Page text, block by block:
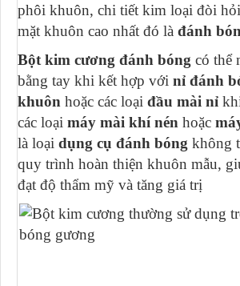
phôi khuôn, chi tiết kim loại đòi
mặt khuôn cao nhất đó là đánh
Bột kim cương đánh bóng có thể
bằng tay khi kết hợp với nỉ đánh
khuôn hoặc các loại đầu mài nỉ
các loại máy mài khí nén hoặc
là loại dụng cụ đánh bóng không
quy trình hoàn thiện khuôn mẫu,
đạt độ thẩm mỹ và tăng giá trị